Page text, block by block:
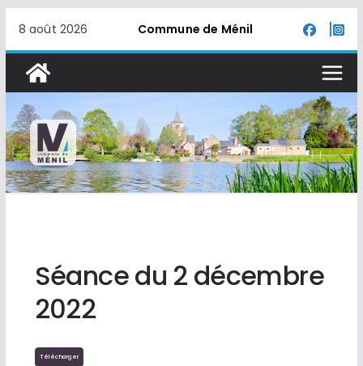
contenu
8 août 2026 Commune de Ménil
Séance du 2 décembre
2022
Télécharger